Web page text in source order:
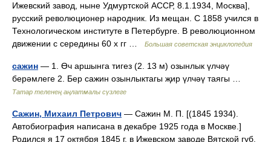
Ижевский завод, ныне Удмуртской АССР, 8.1.1934, Москва],
русский революционер народник. Из мещан. С 1858 учился в
Технологическом институте в Петербурге. В революционном
движении с середины 60 х гг …
Большая советская энциклопедия
сажин — 1. Өч аршынга тигез (2. 13 м) озынлык үлчәү
берәмлеге 2. Бер сажин озынлыктагы җир үлчәү таягы …
Татар теленең аңлатмалы сүзлеге
Сажин, Михаил Петрович — Сажин М. П. [(1845 1934).
Автобиография написана в декабре 1925 года в Москве.]
Родился я 17 октября 1845 г. в Ижевском заводе Вятской губ.